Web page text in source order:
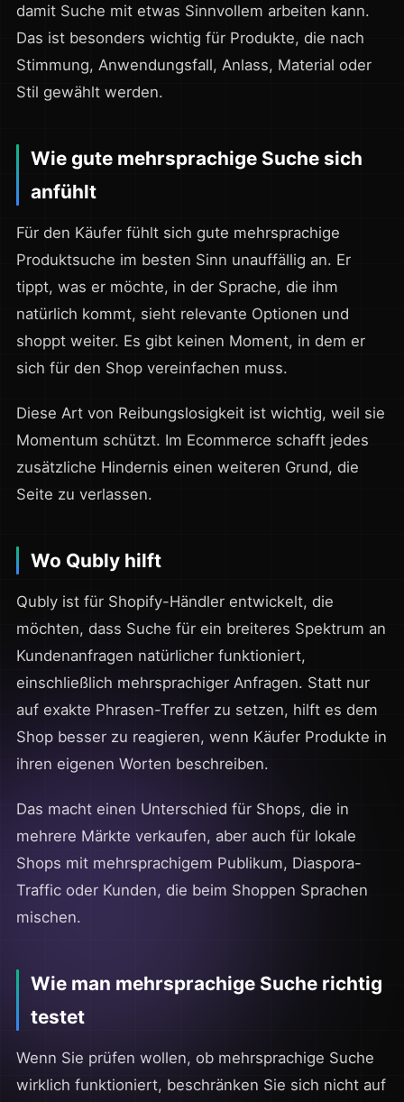
damit Suche mit etwas Sinnvollem arbeiten kann.
Das ist besonders wichtig für Produkte, die nach
Stimmung, Anwendungsfall, Anlass, Material oder
Stil gewählt werden.
Wie gute mehrsprachige Suche sich
anfühlt
Für den Käufer fühlt sich gute mehrsprachige
Produktsuche im besten Sinn unauffällig an. Er
tippt, was er möchte, in der Sprache, die ihm
natürlich kommt, sieht relevante Optionen und
shoppt weiter. Es gibt keinen Moment, in dem er
sich für den Shop vereinfachen muss.
Diese Art von Reibungslosigkeit ist wichtig, weil sie
Momentum schützt. Im Ecommerce schafft jedes
zusätzliche Hindernis einen weiteren Grund, die
Seite zu verlassen.
Wo Qubly hilft
Qubly ist für Shopify-Händler entwickelt, die
möchten, dass Suche für ein breiteres Spektrum an
Kundenanfragen natürlicher funktioniert,
einschließlich mehrsprachiger Anfragen. Statt nur
auf exakte Phrasen-Treffer zu setzen, hilft es dem
Shop besser zu reagieren, wenn Käufer Produkte in
ihren eigenen Worten beschreiben.
Das macht einen Unterschied für Shops, die in
mehrere Märkte verkaufen, aber auch für lokale
Shops mit mehrsprachigem Publikum, Diaspora-
Traffic oder Kunden, die beim Shoppen Sprachen
mischen.
Wie man mehrsprachige Suche richtig
testet
Wenn Sie prüfen wollen, ob mehrsprachige Suche
wirklich funktioniert, beschränken Sie sich nicht auf